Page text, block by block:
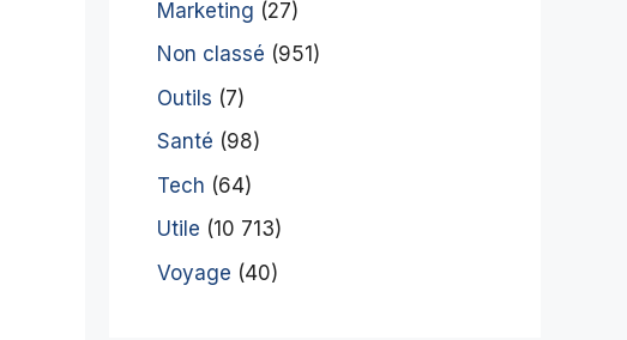
Marketing (27)
Non classé (951)
Outils (7)
Santé (98)
Tech (64)
Utile (10 713)
Voyage (40)